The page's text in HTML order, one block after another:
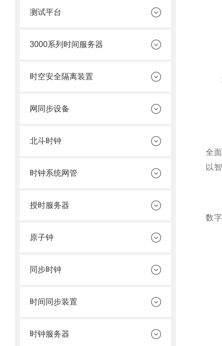
测试平台
3000系列时间服务器
时空安全隔离装置
网同步设备
北斗时钟
时钟系统网管
授时服务器
原子钟
同步时钟
时间同步装置
时钟服务器
全
以
数